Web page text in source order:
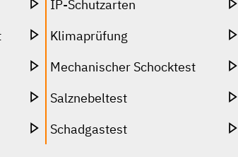
IP-Schutzarten
Klimaprüfung
Mechanischer Schocktest
Salznebeltest
Schadgastest